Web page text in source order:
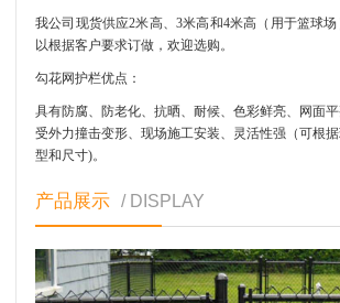
我公司现货供应2米高、3米高和4米高（用于篮球
以根据客户要求订做，欢迎选购。
勾花网护栏优点：
具有防腐、防老化、抗晒、耐候、色彩鲜亮、网面
受外力撞击变形、现场施工安装、灵活性强（可根
型和尺寸)。
产品展示 / DISPLAY